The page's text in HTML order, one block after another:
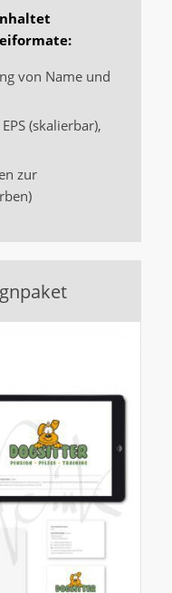
von Name und
(skalierbar),
zur